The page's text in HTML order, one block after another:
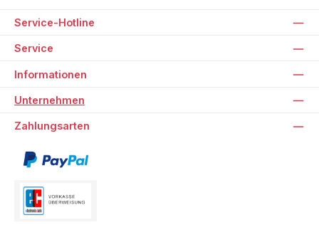
Service-Hotline
Service
Informationen
Unternehmen
Zahlungsarten